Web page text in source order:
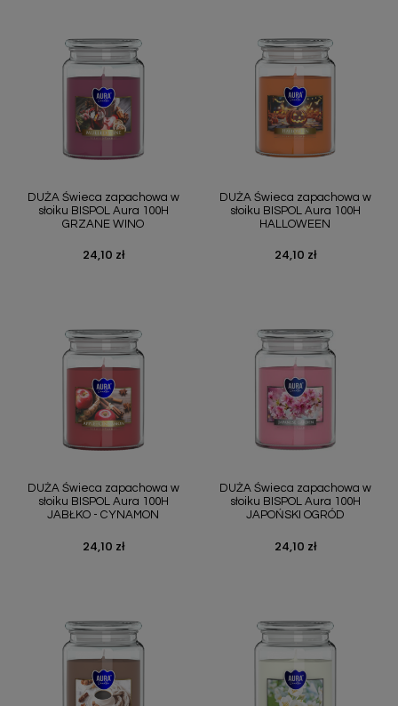
DUŻA Świeca zapachowa w
słoiku BISPOL Aura 100H
GRZANE WINO
Cena
24,10 zł
DUŻA Świeca zapachowa w
słoiku BISPOL Aura 100H
HALLOWEEN
Cena
24,10 zł
DUŻA Świeca zapachowa w
słoiku BISPOL Aura 100H
JABŁKO - CYNAMON
Cena
24,10 zł
DUŻA Świeca zapachowa w
słoiku BISPOL Aura 100H
JAPOŃSKI OGRÓD
Cena
24,10 zł